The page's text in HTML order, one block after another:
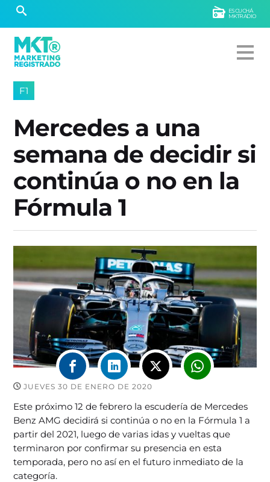
ESCUCHÁ
MKTRADIO
F1
Mercedes a una
semana de decidir si
continúa o no en la
Fórmula 1
JUEVES 30 DE ENERO DE 2020
Este próximo 12 de febrero la escudería de Mercedes
Benz AMG decidirá si continúa o no en la Fórmula 1 a
partir del 2021, luego de varias idas y vueltas que
terminaron por confirmar su presencia en esta
temporada, pero no así en el futuro inmediato de la
categoría.